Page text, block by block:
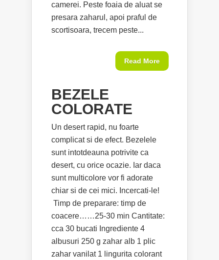
camerei. Peste foaia de aluat se
presara zaharul, apoi praful de
scortisoara, trecem peste...
Read More
BEZELE
COLORATE
Un desert rapid, nu foarte
complicat si de efect. Bezelele
sunt intotdeauna potrivite ca
desert, cu orice ocazie. Iar daca
sunt multicolore vor fi adorate
chiar si de cei mici. Incercati-le!
Timp de preparare: timp de
coacere……25-30 min Cantitate:
cca 30 bucati Ingrediente 4
albusuri 250 g zahar alb 1 plic
zahar vanilat 1 lingurita colorant